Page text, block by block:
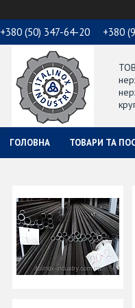
+380 (50) 347-64-20 +380
ТОВ
ГОЛОВНА ТОВАРИ ТА